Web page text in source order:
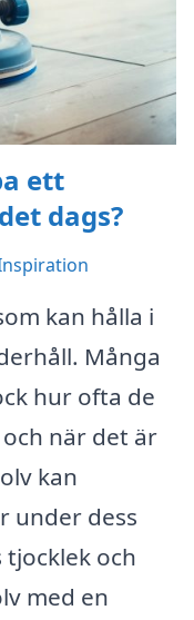
ett
dags?
kan hålla i
Många
hur ofta de
när det är
kan
under dess
och
med en